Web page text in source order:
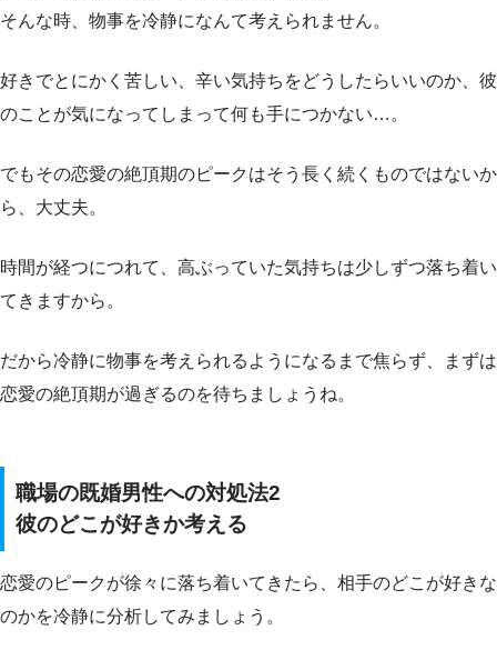
そんな時、物事を冷静になんて考えられません。
好きでとにかく苦しい、辛い気持ちをどうしたらいいのか、彼
のことが気になってしまって何も手につかない…。
でもその恋愛の絶頂期のピークはそう長く続くものではないか
ら、大丈夫。
時間が経つにつれて、高ぶっていた気持ちは少しずつ落ち着い
てきますから。
だから冷静に物事を考えられるようになるまで焦らず、まずは
恋愛の絶頂期が過ぎるのを待ちましょうね。
職場の既婚男性への対処法2
彼のどこが好きか考える
恋愛のピークが徐々に落ち着いてきたら、相手のどこが好きな
のかを冷静に分析してみましょう。